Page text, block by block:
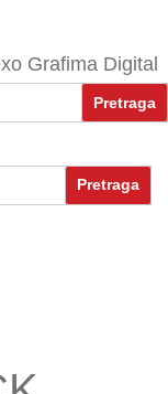
Grafima Digital